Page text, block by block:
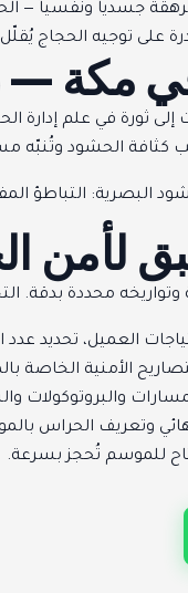
جسدياً ونفسياً —
على توجيه الحجاج
في مكة
إلى ثورة في علم
كثافة الحشود وتُنبّه
البصرية: التباطؤ
لأمن
محددة بدقة.
العميل، تحديد عدد
الأمنية الخاصة
والبروتوكولات
وتعريف الحراس
للموسم تُحجز بسرعة.